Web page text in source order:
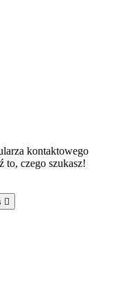
kontaktowego
to, czego szukasz!
